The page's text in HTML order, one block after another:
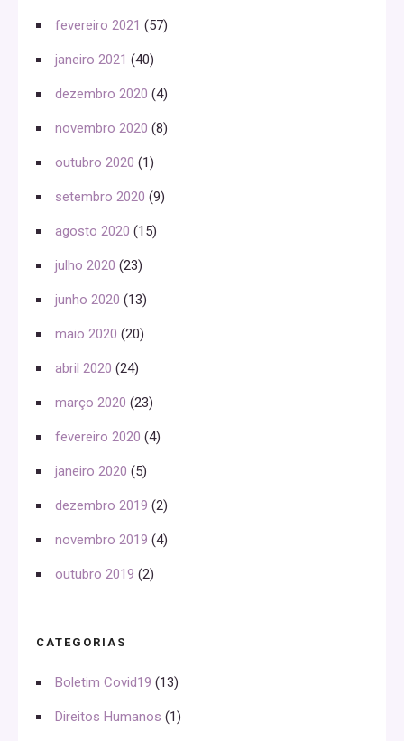
fevereiro 2021 (57)
janeiro 2021 (40)
dezembro 2020 (4)
novembro 2020 (8)
outubro 2020 (1)
setembro 2020 (9)
agosto 2020 (15)
julho 2020 (23)
junho 2020 (13)
maio 2020 (20)
abril 2020 (24)
março 2020 (23)
fevereiro 2020 (4)
janeiro 2020 (5)
dezembro 2019 (2)
novembro 2019 (4)
outubro 2019 (2)
CATEGORIAS
Boletim Covid19 (13)
Direitos Humanos (1)